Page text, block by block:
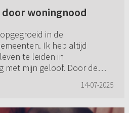
door woningnood
in de
Ik heb altijd
te leiden in
met mijn geloof. Door de
14-07-2025